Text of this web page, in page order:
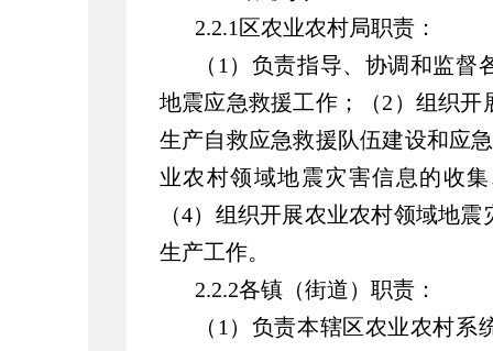
2.2.1区农业农村局职责：
（1）负责指导、协调和监
地震应急救援工作；（2）组织
生产自救应急救援队伍建设和应
业农村领域地震灾害信息的收
（4）组织开展农业农村领域地
生产工作。
2.2.2各镇（街道）职责：
（1）负责本辖区农业农村